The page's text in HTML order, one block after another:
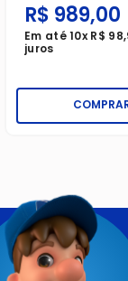
R$ 989,00
Em até10xR$ 98,
juros